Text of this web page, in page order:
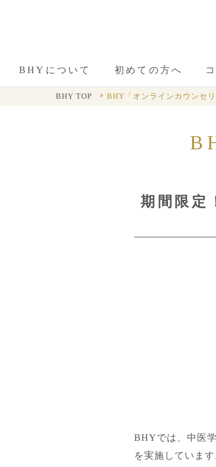
BHYについて 初めての方へ
BHY TOP BHY「オンラインカウンセリ
期間限定
BHYでは、中医
を実施しています